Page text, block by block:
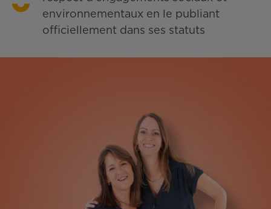
environnementaux en le publiant
officiellement dans ses statuts